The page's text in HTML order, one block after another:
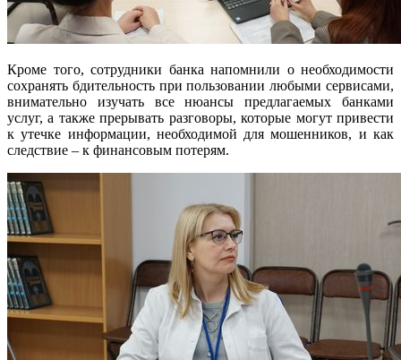
Кроме того, сотрудники банка напомнили о необходимости
сохранять бдительность при пользовании любыми сервисами,
внимательно изучать все нюансы предлагаемых банками
услуг, а также прерывать разговоры, которые могут привести
к утечке информации, необходимой для мошенников, и как
следствие – к финансовым потерям.